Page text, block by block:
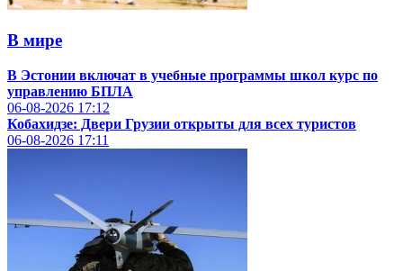
В мире
В Эстонии включат в учебные программы школ курс по
управлению БПЛА
06-08-2026 17:12
Кобахидзе: Двери Грузии открыты для всех туристов
06-08-2026 17:11